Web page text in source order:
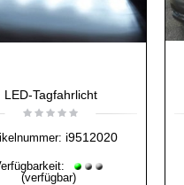
LED-Tagfahrlicht
i9512020
(verfügbar)